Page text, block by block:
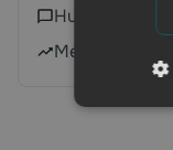
Hulp nodig?
Meer dan